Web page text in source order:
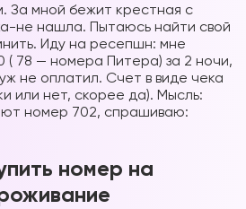
За мной бежит крестная с
не нашла. Пытаюсь найти свой
Иду на ресепшн: мне
( 78 — номера Питера) за 2 ночи,
не оплатил. Счет в виде чека
или нет, скорее да). Мысль:
номер 702, спрашиваю:
номер на